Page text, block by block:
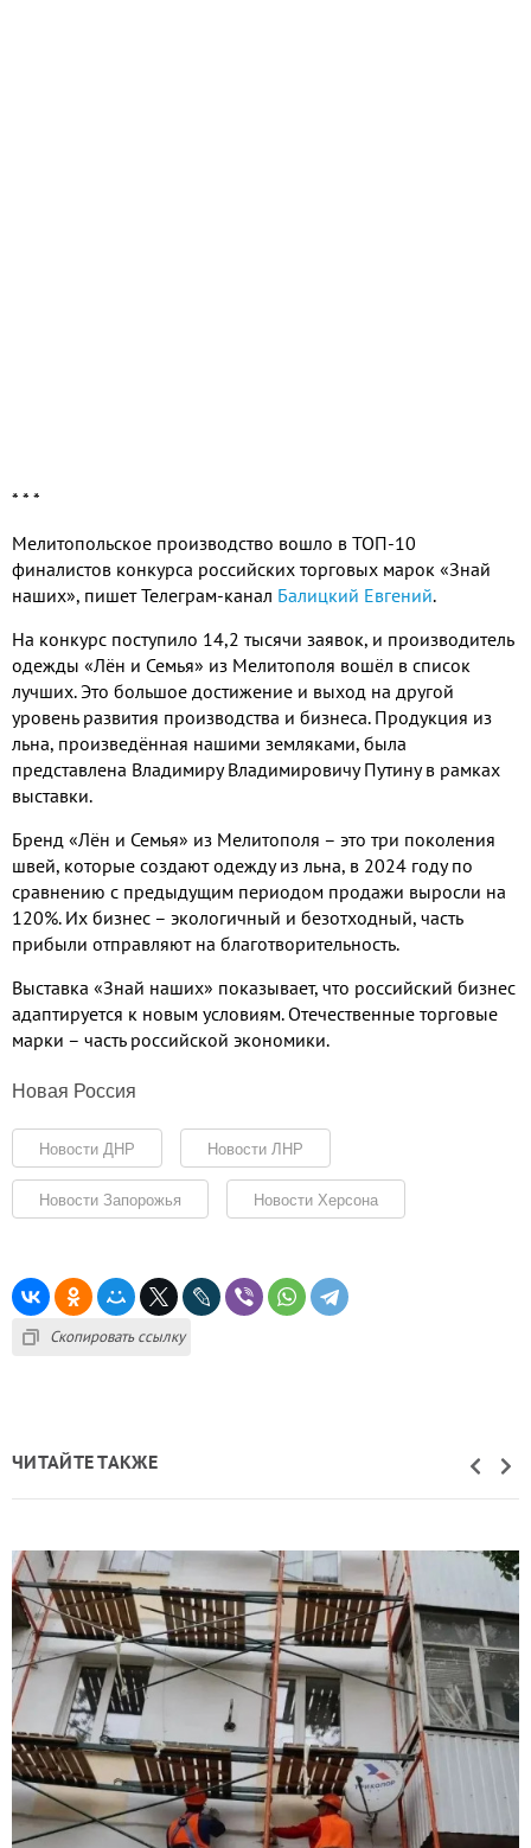
* * *
Мелитопольское производство вошло в ТОП-10
финалистов конкурса российских торговых марок «Знай
наших», пишет Телеграм-канал Балицкий Евгений.
На конкурс поступило 14,2 тысячи заявок, и производитель
одежды «Лён и Семья» из Мелитополя вошёл в список
лучших. Это большое достижение и выход на другой
уровень развития производства и бизнеса. Продукция из
льна, произведённая нашими земляками, была
представлена Владимиру Владимировичу Путину в рамках
выставки.
Бренд «Лён и Семья» из Мелитополя – это три поколения
швей, которые создают одежду из льна, в 2024 году по
сравнению с предыдущим периодом продажи выросли на
120%. Их бизнес – экологичный и безотходный, часть
прибыли отправляют на благотворительность.
Выставка «Знай наших» показывает, что российский бизнес
адаптируется к новым условиям. Отечественные торговые
марки – часть российской экономики.
Новая Россия
Новости ДНР Новости ЛНР
Новости Запорожья Новости Херсона
Скопировать ссылку
ЧИТАЙТЕ ТАКЖЕ